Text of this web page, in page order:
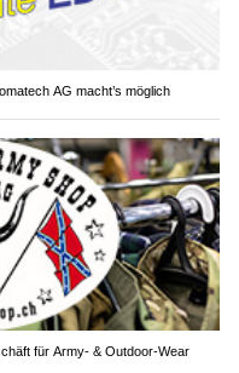
AG macht’s möglich
für Army- & Outdoor-Wear